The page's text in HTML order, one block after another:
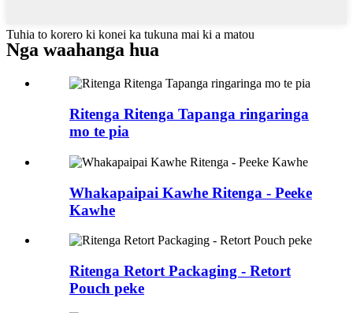
Tuhia to korero ki konei ka tukuna mai ki a matou
Nga waahanga hua
Ritenga Ritenga Tapanga ringaringa
mo te pia
Whakapaipai Kawhe Ritenga - Peeke
Kawhe
Ritenga Retort Packaging - Retort
Pouch peke